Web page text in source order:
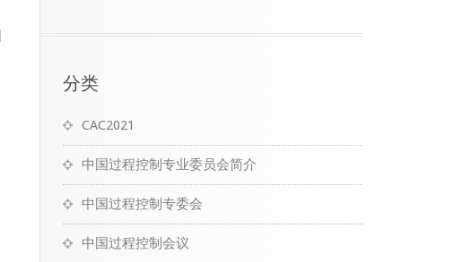
分类
CAC2021
中国过程控制专业委员会简介
中国过程控制专委会
中国过程控制会议